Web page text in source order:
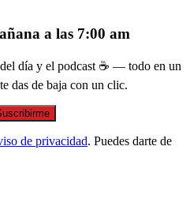
a las 7:00 am
día y el podcast ☕ — todo en un
das de baja con un clic.
de privacidad. Puedes darte de